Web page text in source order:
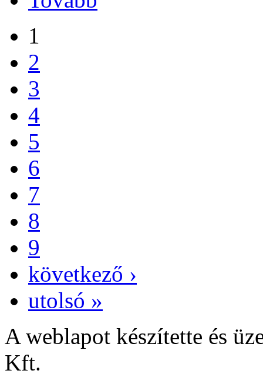
1
2
3
4
5
6
7
8
9
következő ›
utolsó »
A weblapot készítette és
Kft.